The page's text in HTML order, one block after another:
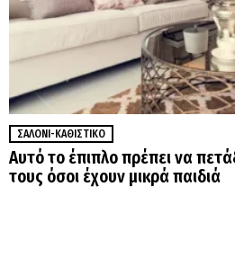
ΣΑΛΌΝΙ-ΚΑΘΙΣΤΙΚΌ
Αυτό το έπιπλο πρέπει να
τους όσοι έχουν μικρά παιδιά